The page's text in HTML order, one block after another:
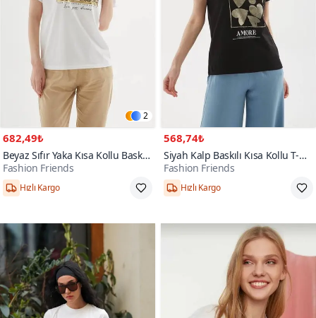
2
682,49₺
Beyaz Sıfır Yaka Kısa Kollu Baskılı
T-shirt
Fashion Friends
Hızlı Kargo
568,74₺
Siyah Kalp Baskılı Kısa Kollu T-
shirt
Fashion Friends
Hızlı Kargo